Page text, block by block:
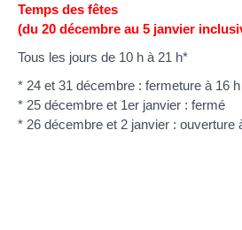
Temps des fêtes
(du 20 décembre au 5 janvier
Tous les jours de 10 h à 21 h*
* 24 et 31 décembre : fermeture à 16
* 25 décembre et 1er janvier : fermé
* 26 décembre et 2 janvier : ouverture